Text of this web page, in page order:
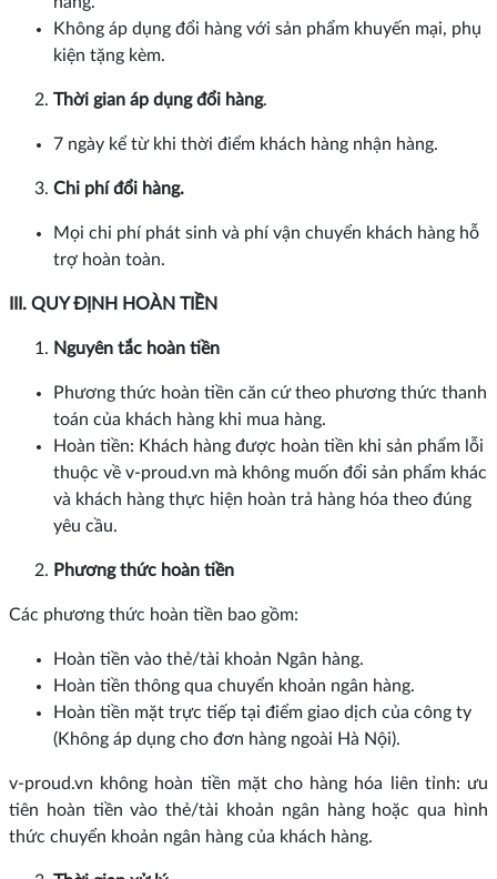
Không áp dụng đổi hàng với sản phẩm khuyến mại, phụ
kiện tặng kèm.
Thời gian áp dụng đổi hàng.
7 ngày kể từ khi thời điểm khách hàng nhận hàng.
Chi phí đổi hàng.
Mọi chi phí phát sinh và phí vận chuyển khách hàng hỗ
trợ hoàn toàn.
III. QUY ĐỊNH HOÀN TIỀN
Nguyên tắc hoàn tiền
Phương thức hoàn tiền căn cứ theo phương thức thanh
toán của khách hàng khi mua hàng.
Hoàn tiền: Khách hàng được hoàn tiền khi sản phẩm lỗi
thuộc về v-proud.vn mà không muốn đổi sản phẩm khác
và khách hàng thực hiện hoàn trả hàng hóa theo đúng
yêu cầu.
Phương thức hoàn tiền
Các phương thức hoàn tiền bao gồm:
Hoàn tiền vào thẻ/tài khoản Ngân hàng.
Hoàn tiền thông qua chuyển khoản ngân hàng.
Hoàn tiền mặt trực tiếp tại điểm giao dịch của công ty
(Không áp dụng cho đơn hàng ngoài Hà Nội).
v-proud.vn không hoàn tiền mặt cho hàng hóa liên tỉnh: ưu
tiên hoàn tiền vào thẻ/tài khoản ngân hàng hoặc qua hình
thức chuyển khoản ngân hàng của khách hàng.